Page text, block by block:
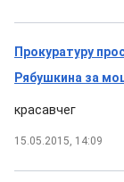
Прокуратуру
Рябушкина за
красавчег
15.05.2015, 14:09